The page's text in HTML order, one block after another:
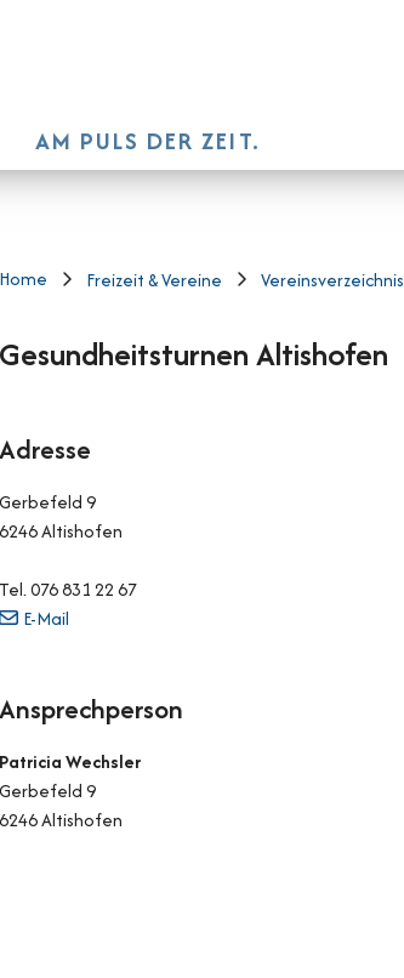
AM PULS DER ZEIT.
Home Freizeit & Vereine Vereinsverzeichnis
Gesundheitsturnen Altishofen
Adresse
Gerbefeld 9
6246 Altishofen
Tel.076 831 22 67
E-Mail
Ansprechperson
Patricia Wechsler
Gerbefeld 9
6246 Altishofen